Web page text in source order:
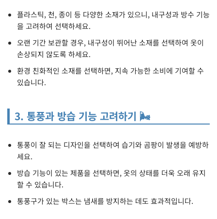
플라스틱, 천, 종이 등 다양한 소재가 있으니, 내구성과 방수 기능
을 고려하여 선택하세요.
오랜 기간 보관할 경우, 내구성이 뛰어난 소재를 선택하여 옷이
손상되지 않도록 하세요.
환경 친화적인 소재를 선택하면, 지속 가능한 소비에 기여할 수
있습니다.
3. 통풍과 방습 기능 고려하기 🌬️
통풍이 잘 되는 디자인을 선택하여 습기와 곰팡이 발생을 예방하
세요.
방습 기능이 있는 제품을 선택하면, 옷의 상태를 더욱 오래 유지
할 수 있습니다.
통풍구가 있는 박스는 냄새를 방지하는 데도 효과적입니다.